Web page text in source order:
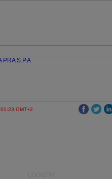
01:23 GMT+2